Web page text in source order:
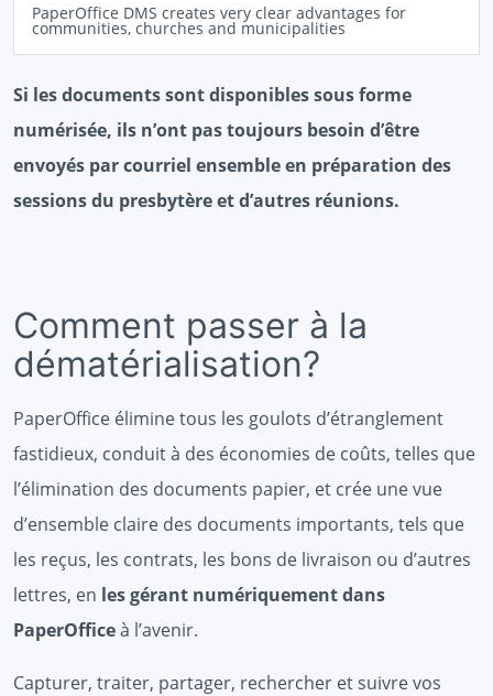
PaperOffice DMS creates very clear advantages for
communities, churches and municipalities
Si les documents sont disponibles sous forme
numérisée, ils n’ont pas toujours besoin d’être
envoyés par courriel ensemble en préparation des
sessions du presbytère et d’autres réunions.
Comment passer à la
dématérialisation?
PaperOffice élimine tous les goulots d’étranglement
fastidieux, conduit à des économies de coûts, telles que
l’élimination des documents papier, et crée une vue
d’ensemble claire des documents importants, tels que
les reçus, les contrats, les bons de livraison ou d’autres
lettres, en les gérant numériquement dans
PaperOfficeà l’avenir.
Capturer, traiter, partager, rechercher et suivre vos